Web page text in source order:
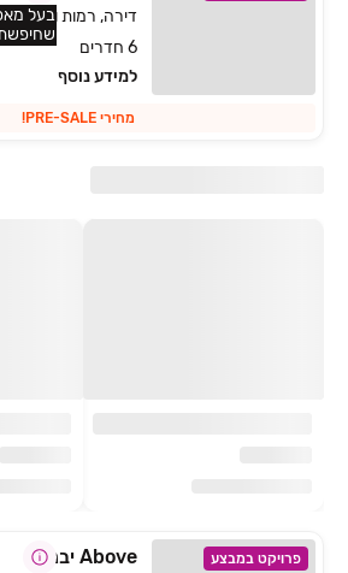
דירה, רמות ויצמן,
6 חדרים
למידע נוסף
מחירי PRE-SALE!
בעל
פרויקט במבצע Above יבנה